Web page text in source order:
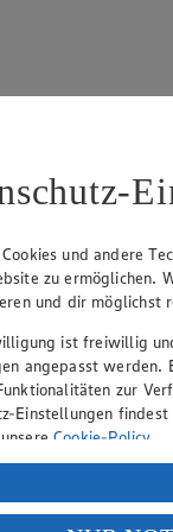
Claus
gewährt Ihnen
und
hin, dass wir
und andere
zu ermöglichen.
und dir möglichst
ist freiwillig
angepasst
zur
Einstellungen
Cookie-Policy.
deiner
„Aktivieren“